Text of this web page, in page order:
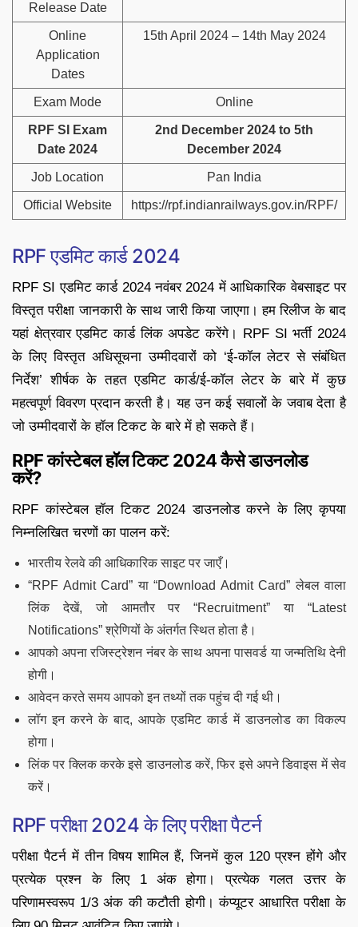
Release Date
Online
Application
Dates
15th April 2024 – 14th May 2024
Exam Mode Online
RPF SI Exam
Date 2024
2nd December 2024 to 5th
December 2024
Job Location Pan India
Official Website https://rpf.indianrailways.gov.in/RPF/
RPF एडमिट कार्ड 2024
RPF SI एडमिट कार्ड 2024 नवंबर 2024 में आधिकारिक वेबसाइट पर
विस्तृत परीक्षा जानकारी के साथ जारी किया जाएगा। हम रिलीज के बाद
यहां क्षेत्रवार एडमिट कार्ड लिंक अपडेट करेंगे। RPF SI भर्ती 2024
के लिए विस्तृत अधिसूचना उम्मीदवारों को ‘ई-कॉल लेटर से संबंधित
निर्देश’ शीर्षक के तहत एडमिट कार्ड/ई-कॉल लेटर के बारे में कुछ
महत्वपूर्ण विवरण प्रदान करती है। यह उन कई सवालों के जवाब देता है
जो उम्मीदवारों के हॉल टिकट के बारे में हो सकते हैं।
RPF कांस्टेबल हॉल टिकट 2024 कैसे डाउनलोड
करें?
RPF कांस्टेबल हॉल टिकट 2024 डाउनलोड करने के लिए कृपया
निम्नलिखित चरणों का पालन करें:
भारतीय रेलवे की आधिकारिक साइट पर जाएँ।
“RPF Admit Card” या “Download Admit Card” लेबल वाला
लिंक देखें, जो आमतौर पर “Recruitment” या “Latest
Notifications” श्रेणियों के अंतर्गत स्थित होता है।
आपको अपना रजिस्ट्रेशन नंबर के साथ अपना पासवर्ड या जन्मतिथि देनी
होगी।
आवेदन करते समय आपको इन तथ्यों तक पहुंच दी गई थी।
लॉग इन करने के बाद, आपके एडमिट कार्ड में डाउनलोड का विकल्प
होगा।
लिंक पर क्लिक करके इसे डाउनलोड करें, फिर इसे अपने डिवाइस में सेव
करें।
RPF परीक्षा 2024 के लिए परीक्षा पैटर्न
परीक्षा पैटर्न में तीन विषय शामिल हैं, जिनमें कुल 120 प्रश्न होंगे और
प्रत्येक प्रश्न के लिए 1 अंक होगा। प्रत्येक गलत उत्तर के
परिणामस्वरूप 1/3 अंक की कटौती होगी। कंप्यूटर आधारित परीक्षा के